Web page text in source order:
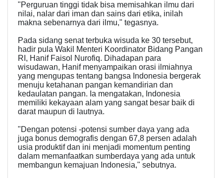
"Perguruan tinggi tidak bisa memisahkan ilmu dari
nilai, nalar dari iman dan sains dari etika, inilah
makna sebenarnya dari ilmu," tegasnya.
Pada sidang senat terbuka wisuda ke 30 tersebut,
hadir pula Wakil Menteri Koordinator Bidang Pangan
RI, Hanif Faisol Nurofiq. Dihadapan para
wisudawan, Hanif menyampaikan orasi ilmiahnya
yang mengupas tentang bangsa Indonesia bergerak
menuju ketahanan pangan kemandirian dan
kedaulatan pangan. Ia mengatakan, Indonesia
memiliki kekayaan alam yang sangat besar baik di
darat maupun di lautnya.
"Dengan potensi -potensi sumber daya yang ada
juga bonus demografis dengan 67,8 persen adalah
usia produktif dan ini menjadi momentum penting
dalam memanfaatkan sumberdaya yang ada untuk
membangun kemajuan Indonesia," sebutnya.